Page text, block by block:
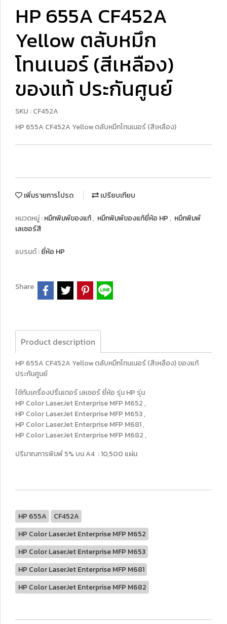
HP 655A CF452A
Yellow ตลับหมึก
โทนเนอร์ (สีเหลือง)
ของแท้ ประกันศูนย์
SKU : CF452A
HP 655A CF452A Yellow ตลับหมึกโทนเนอร์ (สีเหลือง)
เพิ่มรายการโปรด เปรียบเทียบ
หมวดหมู่ :หมึกพิมพ์ของแท้, หมึกพิมพ์ของแท้ยี่ห้อ HP , หมึกพิมพ์
เลเซอร์สี
แบรนด์ :ยี่ห้อ HP
Share
Product description
HP 655A CF452A Yellow ตลับหมึกโทนเนอร์ (สีเหลือง) ของแท้
ประกันศูนย์
ใช้กับเครื่องปริ้นเตอร์ เลเซอร์ ยี่ห้อ รุ่น HP รุ่น
HP Color LaserJet Enterprise MFP M652 ,
HP Color LaserJet Enterprise MFP M653 ,
HP Color LaserJet Enterprise MFP M681 ,
HP Color LaserJet Enterprise MFP M682 ,
ปริมาณการพิมพ์ 5% บน A4 : 10,500 แผ่น
HP 655A
CF452A
HP Color LaserJet Enterprise MFP M652
HP Color LaserJet Enterprise MFP M653
HP Color LaserJet Enterprise MFP M681
HP Color LaserJet Enterprise MFP M682